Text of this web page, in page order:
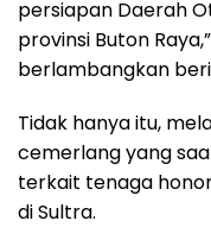
persiapan Daerah
provinsi Buton
berlambangkan
Tidak hanya itu,
cemerlang yang
terkait tenaga
di Sultra.